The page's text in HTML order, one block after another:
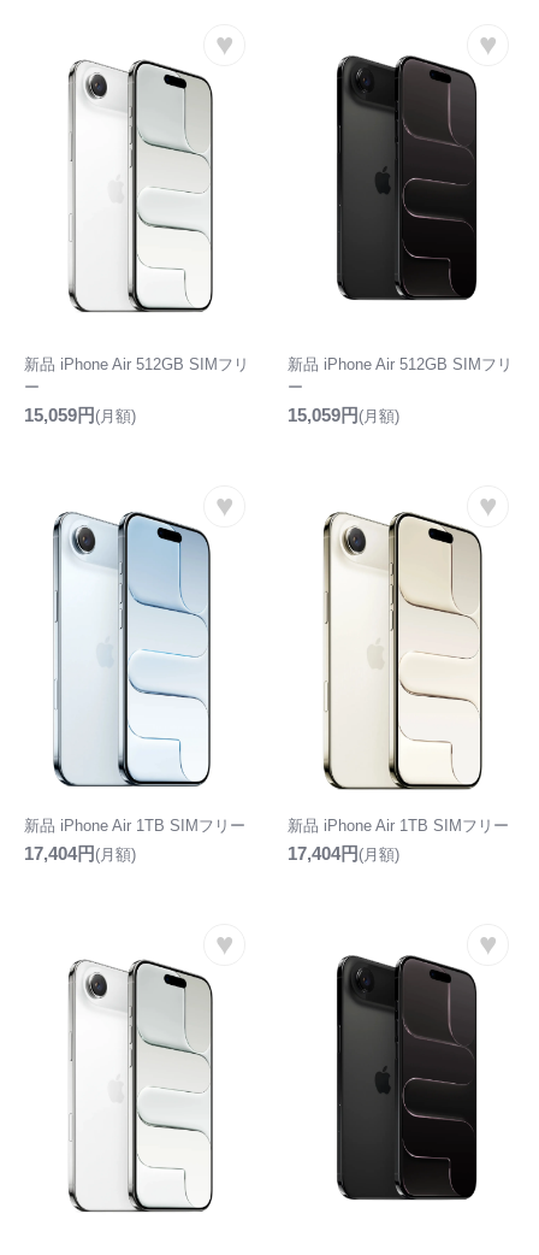
♥
新品 iPhone Air 512GB SIMフリ
ー
15,059円(月額)
♥
新品 iPhone Air 512GB SIMフリ
ー
15,059円(月額)
♥
新品 iPhone Air 1TB SIMフリー
17,404円(月額)
♥
新品 iPhone Air 1TB SIMフリー
17,404円(月額)
♥ ♥